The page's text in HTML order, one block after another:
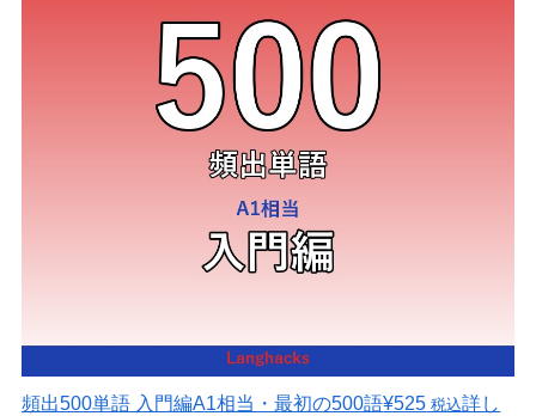
頻出500単語 入門編A1相当・最初の500語¥525 税込詳し